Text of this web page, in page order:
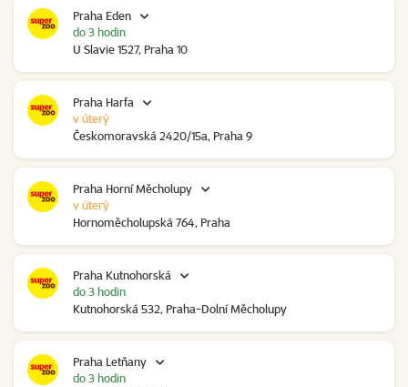
Praha Eden
U Slavie 1527, Praha 10
do 3 hodin
Praha Harfa
Českomoravská 2420/15a, Praha 9
v úterý
Praha Horní Měcholupy
Hornoměcholupská 764, Praha
v úterý
Praha Kutnohorská
Kutnohorská 532, Praha-Dolní Měcholupy
do 3 hodin
Praha Letňany
do 3 hodin